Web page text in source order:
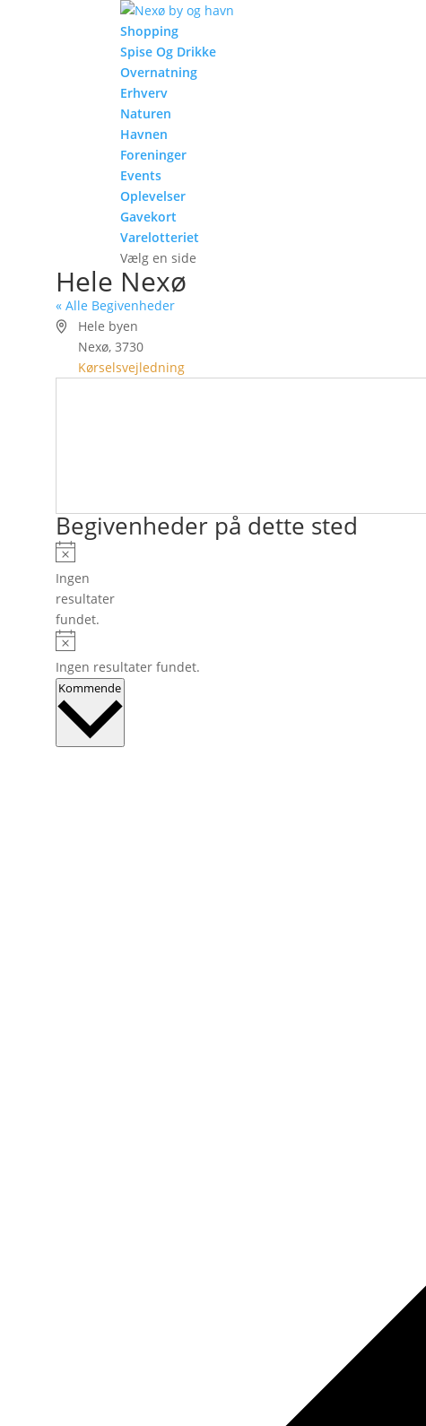
Shopping
Spise Og Drikke
Overnatning
Erhverv
Naturen
Havnen
Foreninger
Events
Oplevelser
Gavekort
Varelotteriet
Vælg en side
Hele Nexø
« Alle Begivenheder
AdresseHele byen
Nexø, 3730
Kørselsvejledning
Begivenheder på dette sted
Notice
Ingen
resultater
fundet.
Notice
Ingen resultater fundet.
Kommende